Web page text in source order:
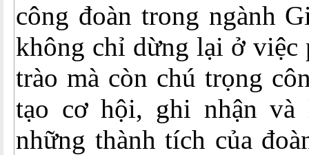
công đoàn trong ngành
không chỉ dừng lại ở việc
trào mà còn chú trọng
tạo cơ hội, ghi nhận
những thành tích của